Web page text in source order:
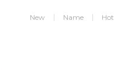
New Name Hot